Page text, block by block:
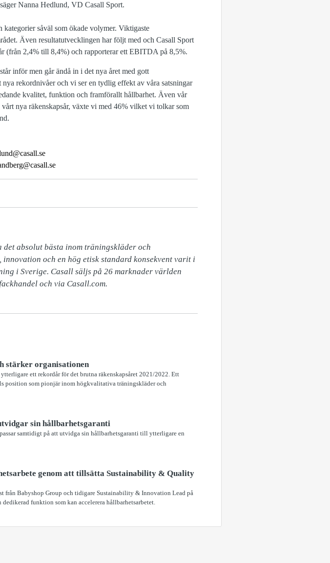
säger Nanna Hedlund, VD Casall Sport.
såväl som ökade volymer. Viktigaste
Även resultatutvecklingen har följt med och Casall Sport
(från 2,4% till 8,4%) och rapporterar ett EBITDA på 8,5%.
inför men går ändå in i det nya året med gott
rekordnivåer och vi ser en tydlig effekt av våra satsningar
kvalitet, funktion och framförallt hållbarhet. Även vår
nya räkenskapsår, växte vi med 46% vilket vi tolkar som
absolut bästa inom träningskläder och
och en hög etisk standard konsekvent varit i
i Sverige. Casall säljs på 26 marknader världen
stärker organisationen
ett rekordår för det brutna räkenskapsåret 2021/2022. Ett
position som pionjär inom högkvalitativa träningskläder och
sin hållbarhetsgaranti
samtidigt på att utvidga sin hållbarhetsgaranti till ytterligare en
genom att tillsätta Sustainability & Quality
från Babyshop Group och tidigare Sustainability & Innovation Lead på
funktion som kan accelerera hållbarhetsarbetet.